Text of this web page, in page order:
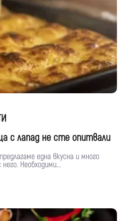
с лапад не сте опитвали
една вкусна и много
Необходими...